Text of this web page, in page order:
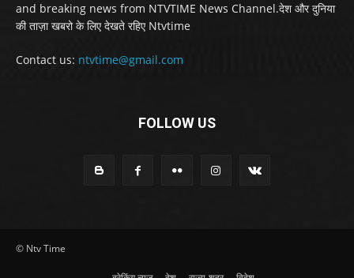
and breaking news from NTVTIME News Channel.देश और दुनिया
की ताज़ा खबरो के लिए देखते रहिए Ntvtime
Contact us: ntvtime@gmail.com
FOLLOW US
© Ntv Time